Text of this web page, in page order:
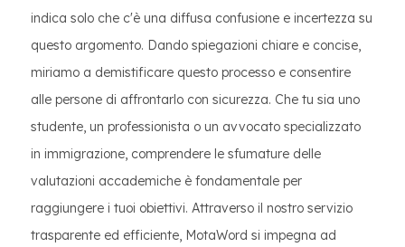
indica solo che c'è una diffusa confusione e incertezza su
questo argomento. Dando spiegazioni chiare e concise,
miriamo a demistificare questo processo e consentire
alle persone di affrontarlo con sicurezza. Che tu sia uno
studente, un professionista o un avvocato specializzato
in immigrazione, comprendere le sfumature delle
valutazioni accademiche è fondamentale per
raggiungere i tuoi obiettivi. Attraverso il nostro servizio
trasparente ed efficiente, MotaWord si impegna ad